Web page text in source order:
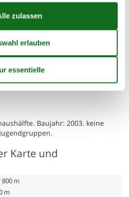
Baujahr: 2003. keine
Karte und
800 m
m